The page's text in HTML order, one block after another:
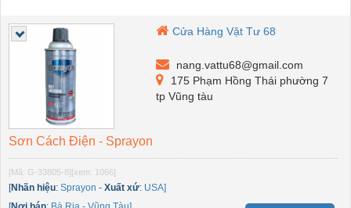
Cửa Hàng Vật Tư 68
nang.vattu68@gmail.com
175 Phạm Hồng Thái phường 7
tp Vũng tàu
Sơn Cách Điện - Sprayon
[Mã: G-33805-8][xem: 1066]
[Nhãn hiệu: Sprayon - Xuất xứ: USA]